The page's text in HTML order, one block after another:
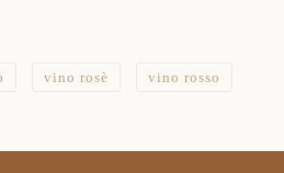
vino rosè vino rosso